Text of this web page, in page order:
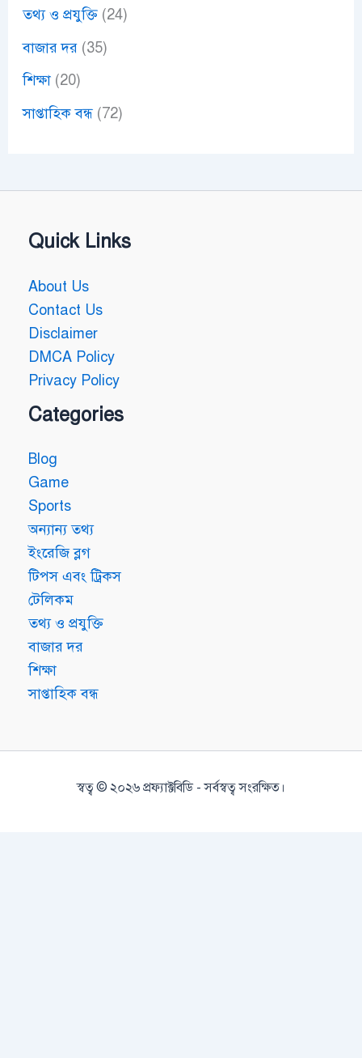
তথ্য ও প্রযুক্তি(24)
বাজার দর(35)
শিক্ষা(20)
সাপ্তাহিক বন্ধ(72)
Quick Links
About Us
Contact Us
Disclaimer
DMCA Policy
Privacy Policy
Categories
Blog
Game
Sports
অন্যান্য তথ্য
ইংরেজি ব্লগ
টিপস এবং ট্রিকস
টেলিকম
তথ্য ও প্রযুক্তি
বাজার দর
শিক্ষা
সাপ্তাহিক বন্ধ
স্বত্ব © ২০২৬ প্রফ্যাক্টবিডি - সর্বস্বত্ব সংরক্ষিত।